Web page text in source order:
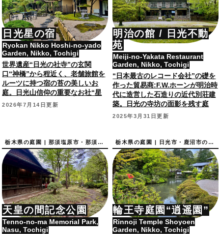
日光星の宿
Ryokan Nikko Hoshi-no-yado
Garden, Nikko, Tochigi
世界遺産“日光の社寺”の玄関
口“神橋”から程近く、老舗旅館を
ルーツに持つ宿の苔の美しいお
庭。日光山信仰の重要なお社“星
の宮”や金谷ホテルにも隣接。
2026年7月14日更新
明治の館 / 日光不動
苑
Meiji-no-Yakata Restaurant
Garden, Nikko, Tochigi
“日本最古のレコード会社”の礎を
作った貿易商:F.W.ホーンが明治時
代に造営した石造りの近代別荘建
築。日光の寺坊の面影を残す庭
園“日光不動苑”も◎！
2025年3月31日更新
栃木県の庭園 | 那須塩原市・那須町の庭園
天皇の間記念公園
Tenno-no-ma Memorial Park,
Nasu, Tochigi
栃木県の庭園 | 日光市・鹿沼市の庭園
輪王寺庭園“逍遥園”
Rinnoji Temple Shoyoen
Garden, Nikko, Tochigi